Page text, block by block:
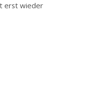
erst wieder